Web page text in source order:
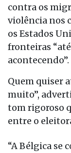
contra os
violência nos
os Estados
fronteiras
acontecendo”.
Quem quiser
muito”,
tom rigoroso
entre o
“A Bélgica se